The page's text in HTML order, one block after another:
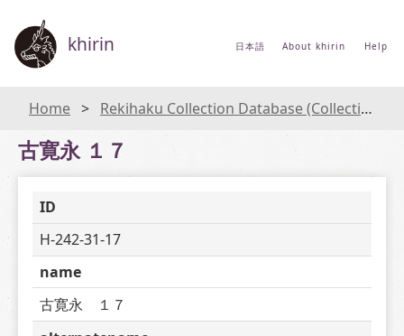
khirin 日本語 About khirin Help
Home Rekihaku Collection Database (Collections Database of the National Museum of Japanese History)
古寛永 １７
ID
H-242-31-17
name
古寛永　１７